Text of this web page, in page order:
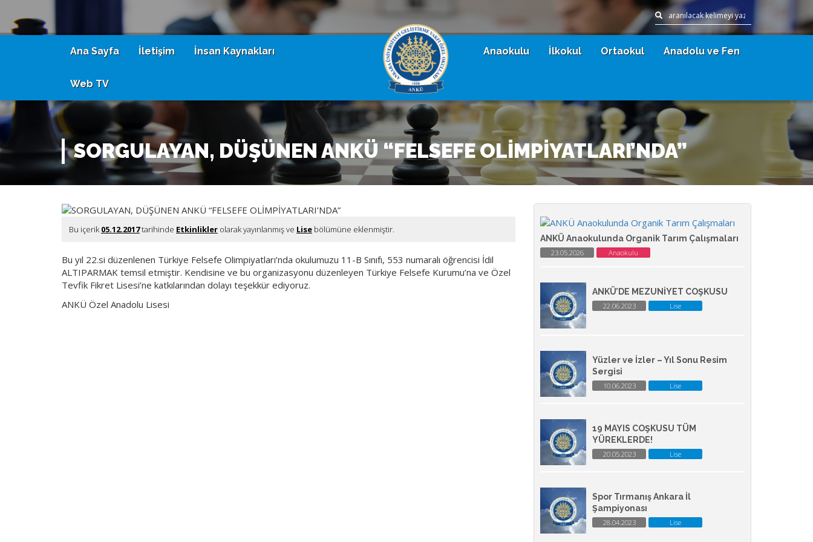
Ana Sayfa İletişim İnsan Kaynakları
Web TV
Anaokulu İlkokul Ortaokul Anadolu ve Fen
SORGULAYAN, DÜŞÜNEN ANKÜ “FELSEFE OLİMPİYATLARI’NDA”
Bu içerik05.12.2017tarihinde Etkinlikler olarak yayınlanmış ve Lise bölümüne eklenmiştir.
Bu yıl 22.si düzenlenen Türkiye Felsefe Olimpiyatları’nda okulumuzu 11-B Sınıfı, 553 numaralı öğrencisi İdil
ALTIPARMAK temsil etmiştir. Kendisine ve bu organizasyonu düzenleyen Türkiye Felsefe Kurumu’na ve Özel
Tevfik Fikret Lisesi’ne katkılarından dolayı teşekkür ediyoruz.
ANKÜ Özel Anadolu Lisesi
ANKÜ Anaokulunda Organik Tarım Çalışmaları
23.05.2026 Anaokulu
ANKÜ’DE MEZUNİYET COŞKUSU
22.06.2023 Lise
Yüzler ve İzler – Yıl Sonu Resim
Sergisi
10.06.2023 Lise
19 MAYIS COŞKUSU TÜM
YÜREKLERDE!
20.05.2023 Lise
Spor Tırmanış Ankara İl
Şampiyonası
28.04.2023 Lise